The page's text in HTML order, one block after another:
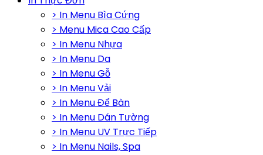
> In Menu Bìa Cứng
> Menu Mica Cao Cấp
> In Menu Nhựa
> In Menu Da
> In Menu Gỗ
> In Menu Vải
> In Menu Để Bàn
> In Menu Dán Tường
> In Menu UV Trực Tiếp
> In Menu Nails, Spa